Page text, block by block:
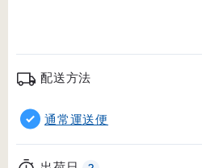
配送方法
通常運送便